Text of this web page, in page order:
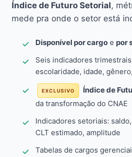
Índice de Futuro Setorial,
mede pra onde o setor está
Disponível por cargo e por
Seis indicadores
escolaridade, idade,
EXCLUSIVO Índice de
da transformação do CNAE
Indicadores setoriais:
CLT estimado, amplitude
Tabelas de cargos